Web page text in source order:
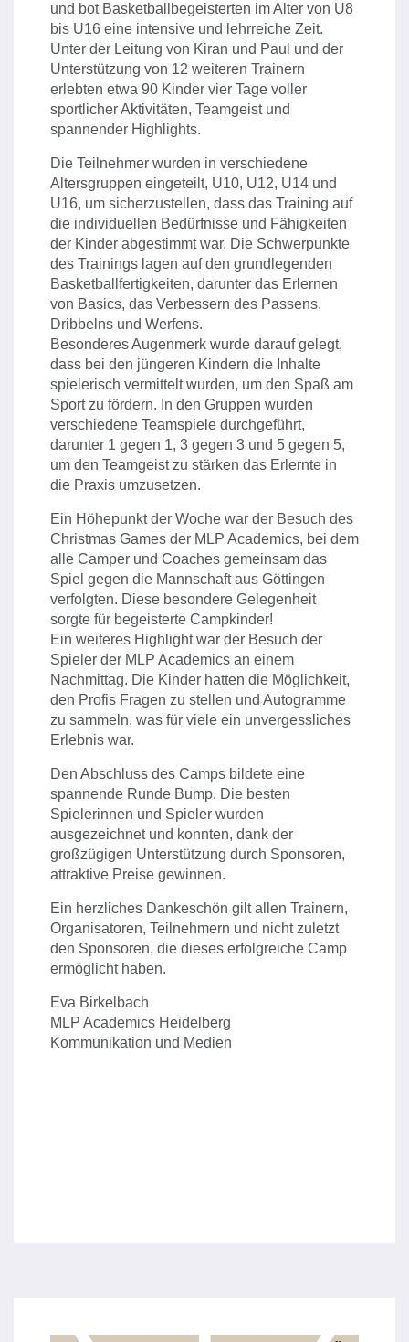
und bot Basketballbegeisterten im Alter von U8
bis U16 eine intensive und lehrreiche Zeit.
Unter der Leitung von Kiran und Paul und der
Unterstützung von 12 weiteren Trainern
erlebten etwa 90 Kinder vier Tage voller
sportlicher Aktivitäten, Teamgeist und
spannender Highlights.
Die Teilnehmer wurden in verschiedene
Altersgruppen eingeteilt, U10, U12, U14 und
U16, um sicherzustellen, dass das Training auf
die individuellen Bedürfnisse und Fähigkeiten
der Kinder abgestimmt war. Die Schwerpunkte
des Trainings lagen auf den grundlegenden
Basketballfertigkeiten, darunter das Erlernen
von Basics, das Verbessern des Passens,
Dribbelns und Werfens.
Besonderes Augenmerk wurde darauf gelegt,
dass bei den jüngeren Kindern die Inhalte
spielerisch vermittelt wurden, um den Spaß am
Sport zu fördern. In den Gruppen wurden
verschiedene Teamspiele durchgeführt,
darunter 1 gegen 1, 3 gegen 3 und 5 gegen 5,
um den Teamgeist zu stärken das Erlernte in
die Praxis umzusetzen.
Ein Höhepunkt der Woche war der Besuch des
Christmas Games der MLP Academics, bei dem
alle Camper und Coaches gemeinsam das
Spiel gegen die Mannschaft aus Göttingen
verfolgten. Diese besondere Gelegenheit
sorgte für begeisterte Campkinder!
Ein weiteres Highlight war der Besuch der
Spieler der MLP Academics an einem
Nachmittag. Die Kinder hatten die Möglichkeit,
den Profis Fragen zu stellen und Autogramme
zu sammeln, was für viele ein unvergessliches
Erlebnis war.
Den Abschluss des Camps bildete eine
spannende Runde Bump. Die besten
Spielerinnen und Spieler wurden
ausgezeichnet und konnten, dank der
großzügigen Unterstützung durch Sponsoren,
attraktive Preise gewinnen.
Ein herzliches Dankeschön gilt allen Trainern,
Organisatoren, Teilnehmern und nicht zuletzt
den Sponsoren, die dieses erfolgreiche Camp
ermöglicht haben.
Eva Birkelbach
MLP Academics Heidelberg
Kommunikation und Medien